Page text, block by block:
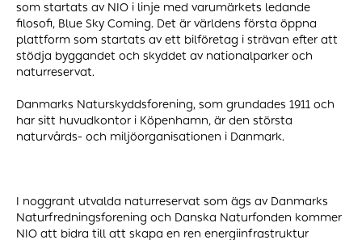
som startats av NIO i linje med varumärkets ledande
filosofi, Blue Sky Coming. Det är världens första öppna
plattform som startats av ett bilföretag i strävan efter att
stödja byggandet och skyddet av nationalparker och
naturreservat.
Danmarks Naturskyddsforening, som grundades 1911 och
har sitt huvudkontor i Köpenhamn, är den största
naturvårds- och miljöorganisationen i Danmark.
I noggrant utvalda naturreservat som ägs av Danmarks
Naturfredningsforening och Danska Naturfonden kommer
NIO att bidra till att skapa en ren energiinfrastruktur